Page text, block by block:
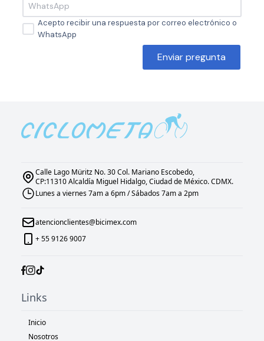
Acepto recibir una respuesta por correo electrónico o
WhatsApp
Enviar pregunta
Calle Lago Müritz No. 30 Col. Mariano Escobedo,
CP:11310 Alcaldía Miguel Hidalgo, Ciudad de México. CDMX.
Lunes a viernes 7am a 6pm / Sábados 7am a 2pm
atencionclientes@bicimex.com
+ 55 9126 9007
Links
Inicio
Nosotros